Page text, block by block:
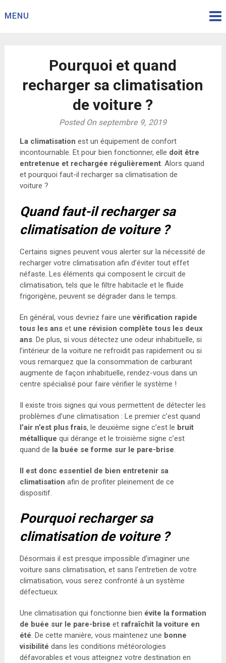
toMENU
Pourquoi et quand
recharger sa climatisation
de voiture ?
Posted On septembre 9, 2019
La climatisation est un équipement de confort
incontournable. Et pour bien fonctionner, elle doit être
entretenue et rechargée régulièrement. Alors quand
et pourquoi faut-il recharger sa climatisation de
voiture ?
Quand faut-il recharger sa
climatisation de voiture ?
Certains signes peuvent vous alerter sur la nécessité de
recharger votre climatisation afin d’éviter tout effet
néfaste. Les éléments qui composent le circuit de
climatisation, tels que le filtre habitacle et le fluide
frigorigène, peuvent se dégrader dans le temps.
En général, vous devriez faire unevérification rapide
tous les anset une révision complète tous les deux
ans. De plus, si vous détectez une odeur inhabituelle, si
l’intérieur de la voiture ne refroidit pas rapidement ou si
vous remarquez que la consommation de carburant
augmente de façon inhabituelle, rendez-vous dans un
centre spécialisé pour faire vérifier le système !
Il existe trois signes qui vous permettent de détecter les
problèmes d’une climatisation : Le premier c’est quand
l’air n’est plus frais, le deuxième signe c’est le bruit
métallique qui dérange et le troisième signe c’est
quand de la buée se forme sur le pare-brise
Il est donc essentiel de bien entretenir sa
climatisation afin de profiter pleinement de ce
dispositif.
Pourquoi recharger sa
climatisation de voiture ?
Désormais il est presque impossible d’imaginer une
voiture sans climatisation, et sans l’entretien de votre
climatisation, vous serez confronté à un système
défectueux.
Une climatisation qui fonctionne bien évite la formation
de buée sur le pare-brise et rafraîchit la voiture en
été. De cette manière, vous maintenez une bonne
visibilité dans les conditions météorologies
défavorables et vous atteignez votre destination en